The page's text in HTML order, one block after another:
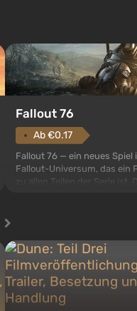
Fallout 76
Ab €0.17
Fallout 76 — ein neues Spiel
Fallout-Universum, das ein
zu allen Teilen der Serie ist.
nach dem Abwurf von
auf Amerika geöffnet wird.